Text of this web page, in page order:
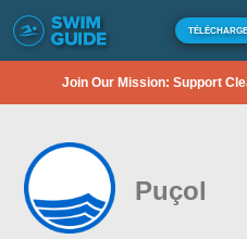
Join Our Mission: Support
Puçol